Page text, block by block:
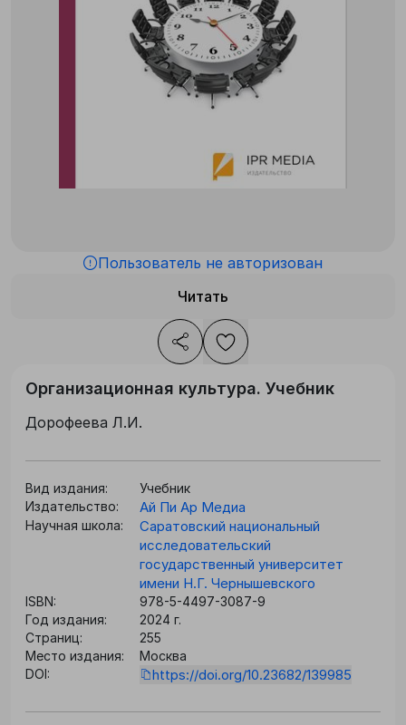
Пользователь не авторизован
Читать
Организационная культура. Учебник
Дорофеева Л.И.
Вид издания:
Учебник
Издательство:
Ай Пи Ар Медиа
Научная школа:
Саратовский национальный
исследовательский
государственный университет
имени Н.Г. Чернышевского
ISBN:
978-5-4497-3087-9
Год издания:
2024 г.
Страниц:
255
Место издания:
Москва
DOI:
https://doi.org/10.23682/139985